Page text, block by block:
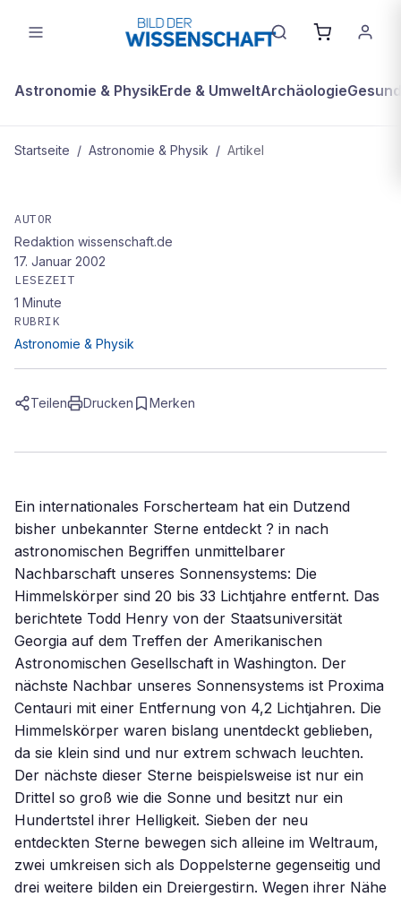
Astronomie & PhysikErde & UmweltArchäologie
Startseite / Astronomie & Physik / Artikel
Unbekannte Sternen-Nachbarn
entdeckt
AUTOR
Redaktion wissenschaft.de
17. Januar 2002
LESEZEIT
1 Minute
RUBRIK
Astronomie & Physik
Teilen Drucken Merken
Ein internationales Forscherteam hat ein Dutzend
bisher unbekannter Sterne entdeckt ? in nach
astronomischen Begriffen unmittelbarer
Nachbarschaft unseres Sonnensystems: Die
Himmelskörper sind 20 bis 33 Lichtjahre entfernt. Das
berichtete Todd Henry von der Staatsuniversität
Georgia auf dem Treffen der Amerikanischen
Astronomischen Gesellschaft in Washington. Der
nächste Nachbar unseres Sonnensystems ist Proxima
Centauri mit einer Entfernung von 4,2 Lichtjahren. Die
Himmelskörper waren bislang unentdeckt geblieben,
da sie klein sind und nur extrem schwach leuchten.
Der nächste dieser Sterne beispielsweise ist nur ein
Drittel so groß wie die Sonne und besitzt nur ein
Hundertstel ihrer Helligkeit. Sieben der neu
entdeckten Sterne bewegen sich alleine im Weltraum,
zwei umkreisen sich als Doppelsterne gegenseitig und
drei weitere bilden ein Dreiergestirn. Wegen ihrer Nähe